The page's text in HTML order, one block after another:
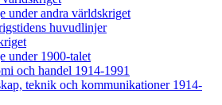
under andra världskriget
huvudlinjer
under 1900-talet
och handel 1914-1991
teknik och kommunikationer 1914-